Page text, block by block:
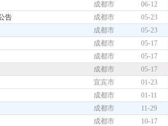
成都市
06-12
告
成都市
05-23
成都市
05-23
成都市
05-17
成都市
05-17
成都市
05-17
宜宾市
01-23
成都市
01-11
成都市
11-29
成都市
10-17